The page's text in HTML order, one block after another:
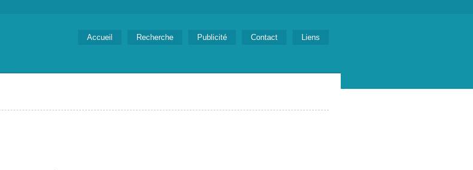
Accueil Recherche Publicité Contact Liens